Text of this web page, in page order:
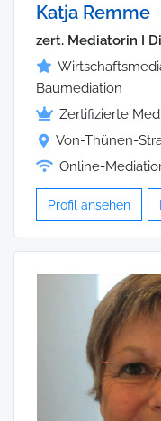
Katja Remme
zert. Mediatorin I
Baumediation
Zertifizierte
Von-Thünen-
Online-
Profil ansehen